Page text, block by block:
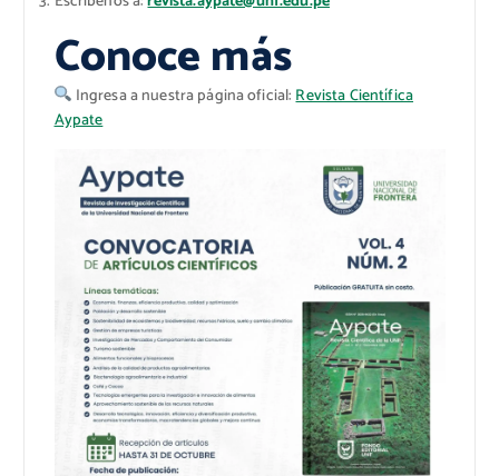
Conoce más
Ingresa a nuestra página oficial:Revista Científica
Aypate